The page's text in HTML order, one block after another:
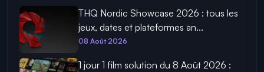
THQ Nordic Showcase 2026 : tous les
jeux, dates et plateformes an...
08 Août 2026
1 jour 1 film solution du 8 Août 2026 :